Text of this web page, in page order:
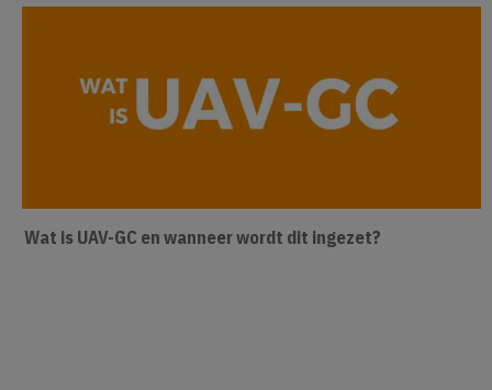
Wat is UAV-GC en wanneer wordt dit ingezet?